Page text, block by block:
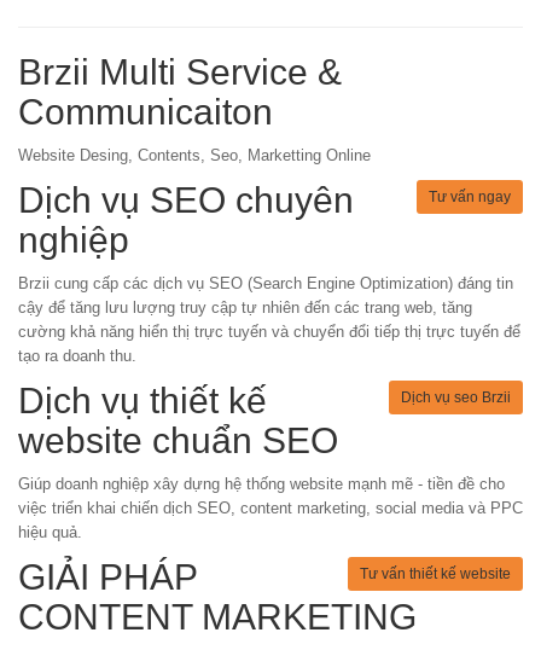
Brzii Multi Service &
Communicaiton
Website Desing, Contents, Seo, Marketting Online
Tư vấn ngay
Dịch vụ SEO chuyên
nghiệp
Brzii cung cấp các dịch vụ SEO (Search Engine Optimization) đáng tin
cậy để tăng lưu lượng truy cập tự nhiên đến các trang web, tăng
cường khả năng hiển thị trực tuyến và chuyển đổi tiếp thị trực tuyến để
tạo ra doanh thu.
Dịch vụ seo Brzii
Dịch vụ thiết kế
website chuẩn SEO
Giúp doanh nghiệp xây dựng hệ thống website mạnh mẽ - tiền đề cho
việc triển khai chiến dịch SEO, content marketing, social media và PPC
hiệu quả.
Tư vấn thiết kế website
GIẢI PHÁP
CONTENT MARKETING